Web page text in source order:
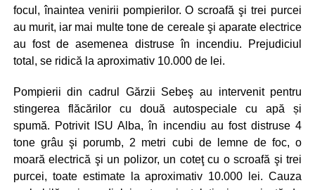
focul, înaintea venirii pompierilor. O scroafă şi trei purcei
au murit, iar mai multe tone de cereale şi aparate electrice
au fost de asemenea distruse în incendiu. Prejudiciul
total, se ridică la aproximativ 10.000 de lei.
Pompierii din cadrul Gărzii Sebeş au intervenit pentru
stingerea flăcărilor cu două autospeciale cu apă și
spumă. Potrivit ISU Alba, în incendiu au fost distruse 4
tone grâu şi porumb, 2 metri cubi de lemne de foc, o
moară electrică şi un polizor, un coteţ cu o scroafă şi trei
purcei, toate estimate la aproximativ 10.000 lei. Cauza